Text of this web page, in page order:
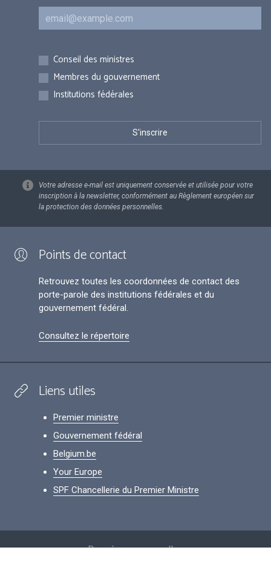
Courriel
Inscriptions
Conseil des ministres
Membres du gouvernement
Institutions fédérales
Votre adresse e-mail est uniquement conservée et utilisée pour votre
inscription à la newsletter, conformément au Règlement européen sur
la protection des données personnelles.
Points de contact
Retrouvez toutes les coordonnées de contact des
porte-parole des institutions fédérales et du
gouvernement fédéral.
Consultez le répertoire
Liens utiles
Premier ministre
Gouvernement fédéral
Belgium.be
Your Europe
SPF Chancellerie du Premier Ministre
Données personnelles